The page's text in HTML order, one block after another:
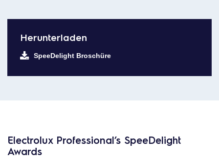
Herunterladen
SpeeDelight Broschüre
Electrolux Professional’s SpeeDelight
Awards